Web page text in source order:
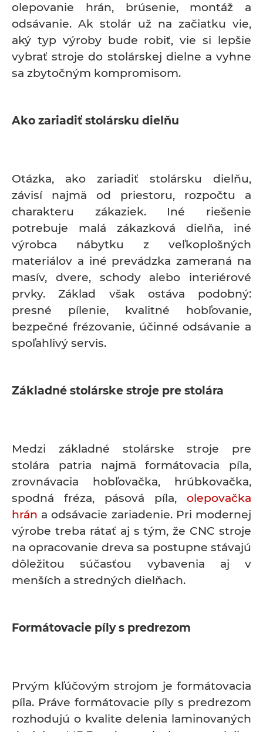
olepovanie hrán, brúsenie, montáž a
odsávanie. Ak stolár už na začiatku vie,
aký typ výroby bude robiť, vie si lepšie
vybrať stroje do stolárskej dielne a vyhne
sa zbytočným kompromisom.
Ako zariadiť stolársku dielňu
Otázka, ako zariadiť stolársku dielňu,
závisí najmä od priestoru, rozpočtu a
charakteru zákaziek. Iné riešenie
potrebuje malá zákazková dielňa, iné
výrobca nábytku z veľkoplošných
materiálov a iné prevádzka zameraná na
masív, dvere, schody alebo interiérové
prvky. Základ však ostáva podobný:
presné pílenie, kvalitné hobľovanie,
bezpečné frézovanie, účinné odsávanie a
spoľahlivý servis.
Základné stolárske stroje pre stolára
Medzi základné stolárske stroje pre
stolára patria najmä formátovacia píla,
zrovnávacia hobľovačka, hrúbkovačka,
spodná fréza, pásová píla, olepovačka
hrán a odsávacie zariadenie. Pri modernej
výrobe treba rátať aj s tým, že CNC stroje
na opracovanie dreva sa postupne stávajú
dôležitou súčasťou vybavenia aj v
menších a stredných dielňach.
Formátovacie píly s predrezom
Prvým kľúčovým strojom je formátovacia
píla. Práve formátovacie píly s predrezom
rozhodujú o kvalite delenia laminovaných